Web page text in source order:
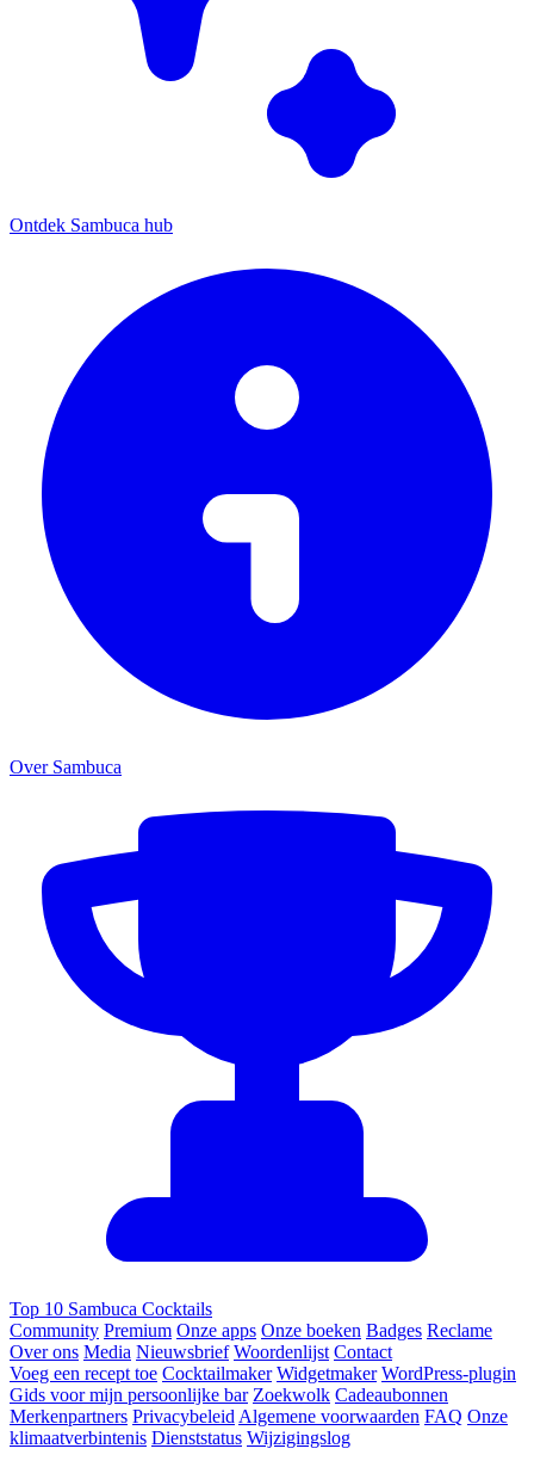
Ontdek Sambuca hub
Over Sambuca
Top 10 Sambuca Cocktails
Community Premium Onze apps Onze boeken Badges Reclame
Over ons Media Nieuwsbrief Woordenlijst Contact
Voeg een recept toe Cocktailmaker Widgetmaker WordPress-plugin
Gids voor mijn persoonlijke bar Zoekwolk Cadeaubonnen
Merkenpartners Privacybeleid Algemene voorwaarden FAQ Onze
klimaatverbintenis Dienststatus Wijzigingslog